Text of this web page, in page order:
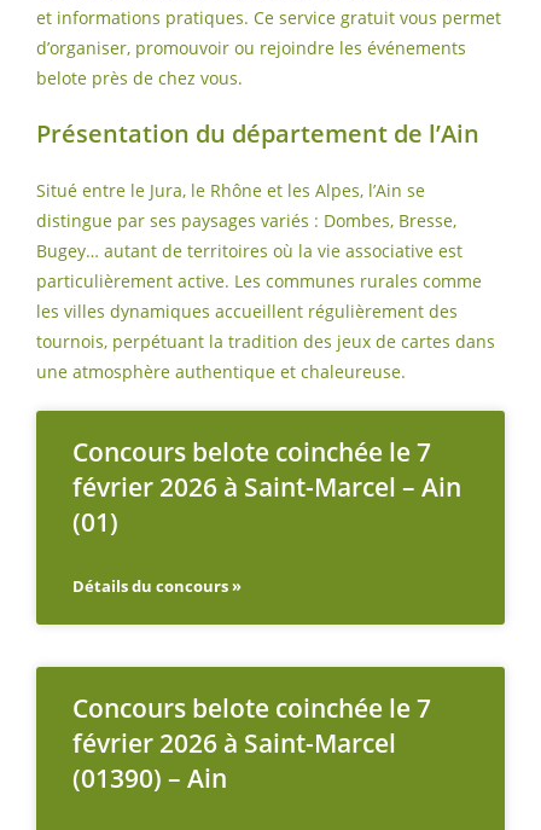
et informations pratiques. Ce service gratuit vous permet
d’organiser, promouvoir ou rejoindre les événements
belote près de chez vous.
Présentation du département de l’Ain
Situé entre le Jura, le Rhône et les Alpes, l’Ain se
distingue par ses paysages variés : Dombes, Bresse,
Bugey… autant de territoires où la vie associative est
particulièrement active. Les communes rurales comme
les villes dynamiques accueillent régulièrement des
tournois, perpétuant la tradition des jeux de cartes dans
une atmosphère authentique et chaleureuse.
Concours belote coinchée le 7
février 2026 à Saint-Marcel – Ain
(01)
Détails du concours »
Concours belote coinchée le 7
février 2026 à Saint-Marcel
(01390) – Ain